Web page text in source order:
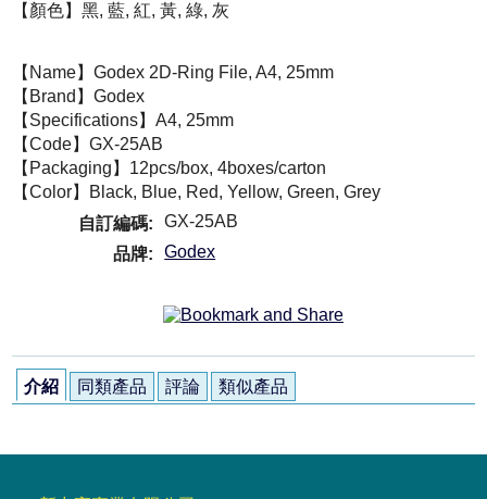
【顏色】黑, 藍, 紅, 黃, 綠, 灰
【Name】Godex 2D-Ring File, A4, 25mm
【Brand】Godex
【Specifications】A4, 25mm
【Code】GX-25AB
【Packaging】12pcs/box, 4boxes/carton
【Color】Black, Blue, Red, Yellow, Green, Grey
自訂編碼:
GX-25AB
品牌:
Godex
介紹 同類產品 評論 類似產品